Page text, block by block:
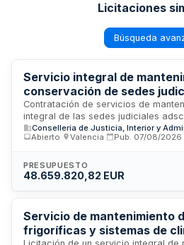
Licitaciones
Búsqueda
Servicio integral de
conservación de sedes
Conselleria de Justicia,
Participación
Contratación de servicios de
integral de las sedes judiciales
Justicia, Transparencia y
gestión de dichas instalaciones y el
mixto que combina prestaciones
de materiales, adjudicable
establecidas.
Consellería de Justicia, Interior y
Abierto
Valencia Pub. 07/08/2026
PRESUPUESTO
48.659.820,82 EUR
Servicio de mantenimiento
frigoríficas y sistemas de